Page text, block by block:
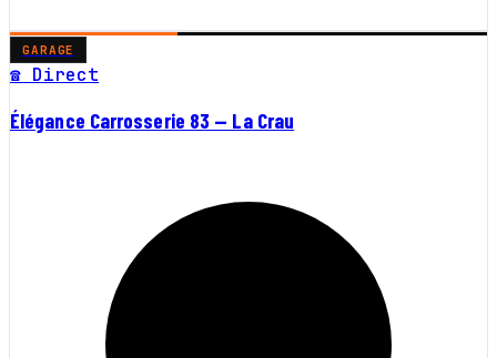
GARAGE
☎ Direct
Élégance Carrosserie 83 — La Crau